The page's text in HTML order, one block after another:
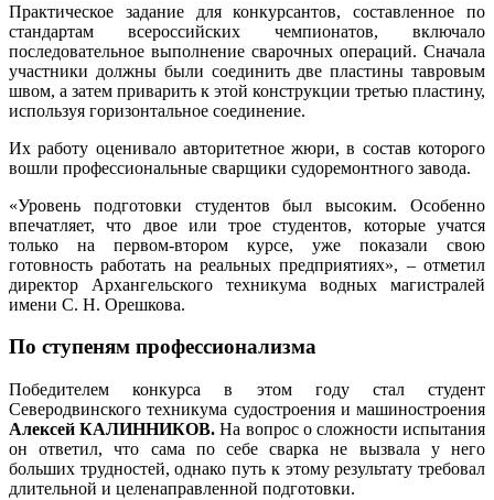
Практическое задание для конкурсантов, составленное по
стандартам всероссийских чемпионатов, включало
последовательное выполнение сварочных операций. Сначала
участники должны были соединить две пластины тавровым
швом, а затем приварить к этой конструкции третью пластину,
используя горизонтальное соединение.
Их работу оценивало авторитетное жюри, в состав которого
вошли профессиональные сварщики судоремонтного завода.
«Уровень подготовки студентов был высоким. Особенно
впечатляет, что двое или трое студентов, которые учатся
только на первом-втором курсе, уже показали свою
готовность работать на реальных предприятиях», – отметил
директор Архангельского техникума водных магистралей
имени С. Н. Орешкова.
По ступеням профессионализма
Победителем конкурса в этом году стал студент
Северодвинского техникума судостроения и машиностроения
Алексей КАЛИННИКОВ. На вопрос о сложности испытания
он ответил, что сама по себе сварка не вызвала у него
больших трудностей, однако путь к этому результату требовал
длительной и целенаправленной подготовки.